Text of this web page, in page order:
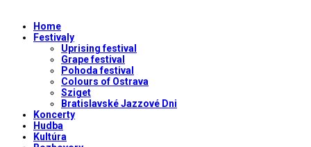
Home
Festivaly
Uprising festival
Grape festival
Pohoda festival
Colours of Ostrava
Sziget
Bratislavské Jazzové Dni
Koncerty
Hudba
Kultúra